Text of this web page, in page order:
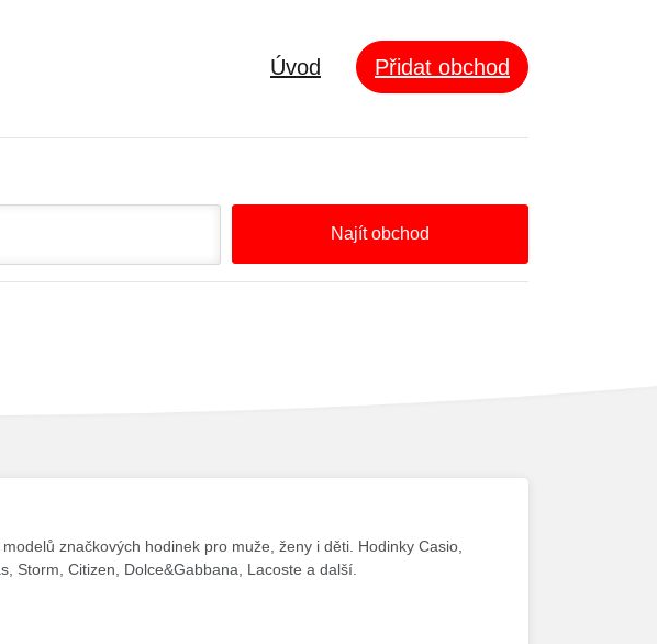
Úvod Přidat obchod
Najít obchod
značkových hodinek pro muže, ženy i děti. Hodinky Casio,
Storm, Citizen, Dolce&Gabbana, Lacoste a další.